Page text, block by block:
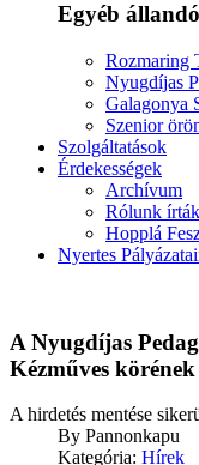
Egyéb
Rozmaring
Nyugdíjas
Galagonya
Szenior
Szolgáltatások
Érdekességek
Archívum
Rólunk írták
Hopplá
Nyertes
A Nyugdíjas
Kézműves
A hirdetés mentése
By Pannonkapu
Kategória: Hírek